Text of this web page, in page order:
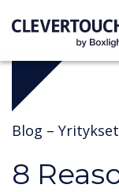
Blog – Yritykset
8